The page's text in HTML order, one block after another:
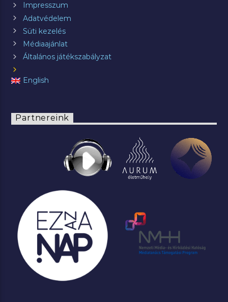
Impresszum
Adatvédelem
Süti kezelés
Médiaajánlat
Általános játékszabályzat
English
Partnereink